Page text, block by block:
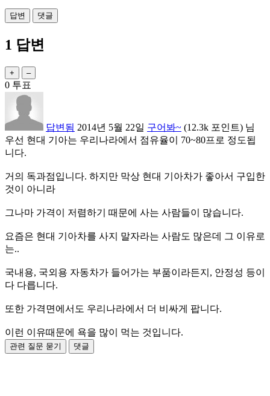
1 답변
0 투표
답변됨 2014년 5월 22일 구어봐~ (12.3k 포인트) 님
우선 현대 기아는 우리나라에서 점유율이 70~80프로 정도됩
니다.
거의 독과점입니다. 하지만 막상 현대 기아차가 좋아서 구입한
것이 아니라
그나마 가격이 저렴하기 때문에 사는 사람들이 많습니다.
요즘은 현대 기아차를 사지 말자라는 사람도 많은데 그 이유로
는..
국내용, 국외용 자동차가 들어가는 부품이라든지, 안정성 등이
다 다릅니다.
또한 가격면에서도 우리나라에서 더 비싸게 팝니다.
이런 이유때문에 욕을 많이 먹는 것입니다.